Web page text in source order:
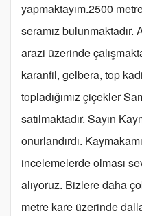
yapmaktayım.2500
seramız
arazi üzerinde
karanfil, gelbera, top
topladığımız çiçekler
satılmaktadır. Sayın
onurlandırdı.
incelemelerde olması
alıyoruz. Bizlere daha
metre kare üzerinde